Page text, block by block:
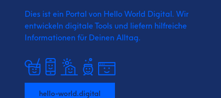
Dies ist ein Portal von Hello World Digital. Wir
entwickeln digitale Tools und liefern hilfreiche
Informationen für Deinen Alltag.
hello-world.digital